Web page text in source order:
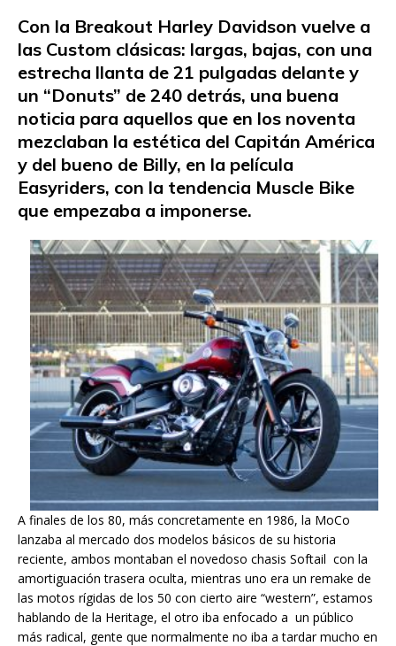
Con la Breakout Harley Davidson vuelve a
las Custom clásicas: largas, bajas, con una
estrecha llanta de 21 pulgadas delante y
un “Donuts” de 240 detrás, una buena
noticia para aquellos que en los noventa
mezclaban la estética del Capitán América
y del bueno de Billy, en la película
Easyriders, con la tendencia Muscle Bike
que empezaba a imponerse.
A finales de los 80, más concretamente en 1986, la MoCo
lanzaba al mercado dos modelos básicos de su historia
reciente, ambos montaban el novedoso chasis Softail con la
amortiguación trasera oculta, mientras uno era un remake de
las motos rígidas de los 50 con cierto aire “western”, estamos
hablando de la Heritage, el otro iba enfocado a un público
más radical, gente que normalmente no iba a tardar mucho en